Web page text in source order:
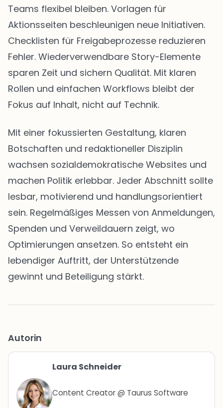
Teams flexibel bleiben. Vorlagen für
Aktionsseiten beschleunigen neue Initiativen.
Checklisten für Freigabeprozesse reduzieren
Fehler. Wiederverwendbare Story-Elemente
sparen Zeit und sichern Qualität. Mit klaren
Rollen und einfachen Workflows bleibt der
Fokus auf Inhalt, nicht auf Technik.
Mit einer fokussierten Gestaltung, klaren
Botschaften und redaktioneller Disziplin
wachsen sozialdemokratische Websites und
machen Politik erlebbar. Jeder Abschnitt sollte
lesbar, motivierend und handlungsorientiert
sein. Regelmäßiges Messen von Anmeldungen,
Spenden und Verweildauern zeigt, wo
Optimierungen ansetzen. So entsteht ein
lebendiger Auftritt, der Unterstützende
gewinnt und Beteiligung stärkt.
Autorin
Laura Schneider
Content Creator @ Taurus Software